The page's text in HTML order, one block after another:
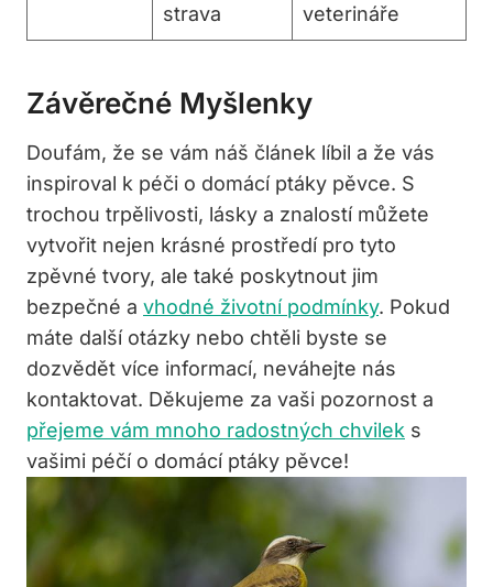
strava
veterináře
Závěrečné Myšlenky
Doufám, že se vám náš článek líbil a že vás
inspiroval k péči o domácí ptáky pěvce. S
trochou trpělivosti, lásky a znalostí můžete
vytvořit nejen krásné prostředí pro tyto
zpěvné tvory, ale také poskytnout jim
bezpečné a vhodné životní podmínky. Pokud
máte další otázky nebo chtěli byste se
dozvědět více informací, neváhejte nás
kontaktovat. Děkujeme za vaši pozornost a
přejeme vám mnoho radostných chvilek s
vašimi péčí o domácí ptáky pěvce!